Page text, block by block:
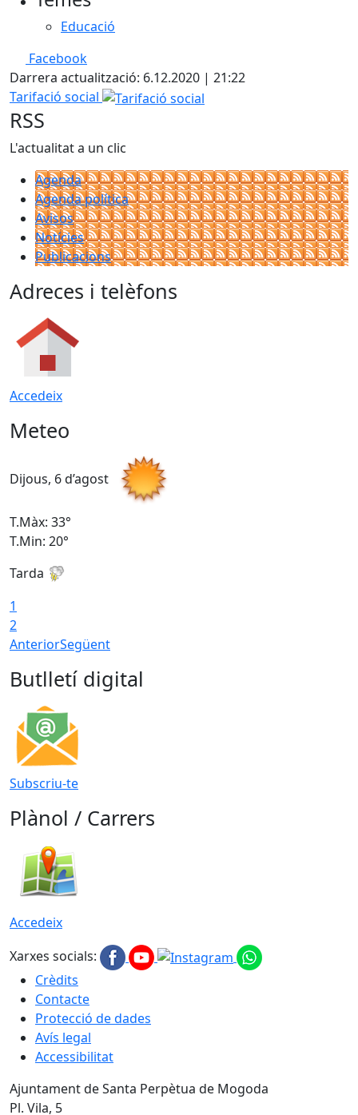
Educació
Facebook
Darrera actualització: 6.12.2020 | 21:22
Tarifació social
RSS
L'actualitat a un clic
Agenda
Agenda política
Avisos
Notícies
Publicacions
Adreces i telèfons
Accedeix
Meteo
Dijous, 6 d’agost
T.Màx: 33°
T.Min: 20°
Tarda
1
2
AnteriorSegüent
Butlletí digital
Subscriu-te
Plànol / Carrers
Accedeix
Xarxes socials:
Crèdits
Contacte
Protecció de dades
Avís legal
Accessibilitat
Ajuntament de Santa Perpètua de Mogoda
Pl. Vila, 5